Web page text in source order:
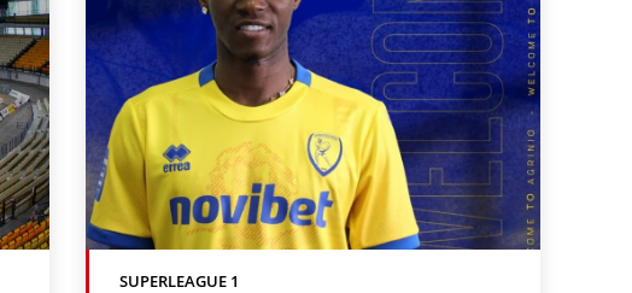
SUPERLEAGUE 1